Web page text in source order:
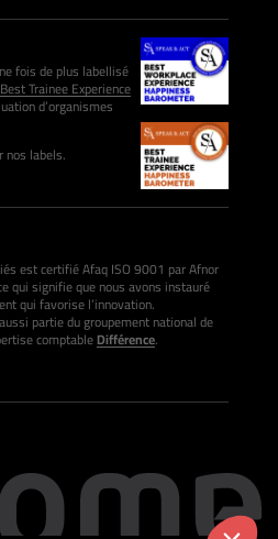
fois de plus labellisé
Trainee Experience
d’organismes
nos labels.
est certifié Afaq ISO 9001 par Afnor
qui signifie que nous avons instauré
qui favorise l’innovation.
partie du groupement national de
comptableDifférence.